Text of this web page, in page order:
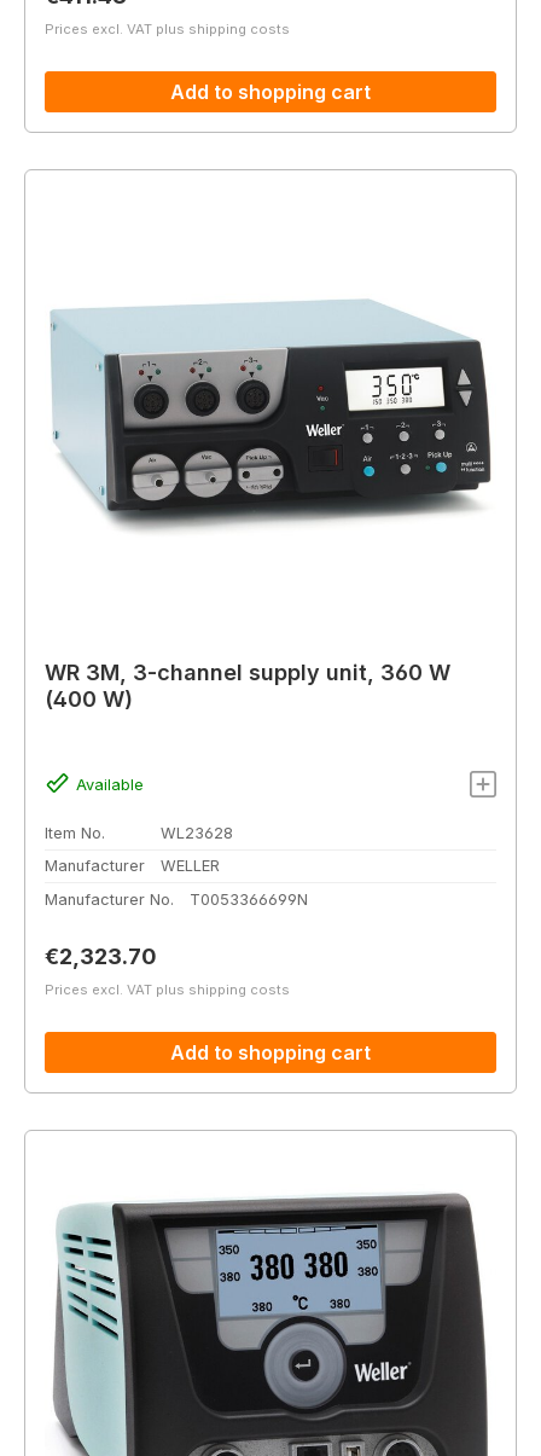
Prices excl. VAT plus shipping costs
Add to shopping cart
WR 3M, 3-channel supply unit, 360 W
(400 W)
Available
Item No.
WL23628
Manufacturer
WELLER
Manufacturer No.
T0053366699N
Regular price:
€2,323.70
Prices excl. VAT plus shipping costs
Add to shopping cart